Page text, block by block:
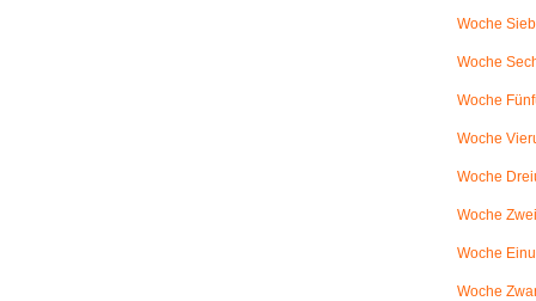
Woche
Woche
Woche
Woche
Woche
Woche
Woche
Woche